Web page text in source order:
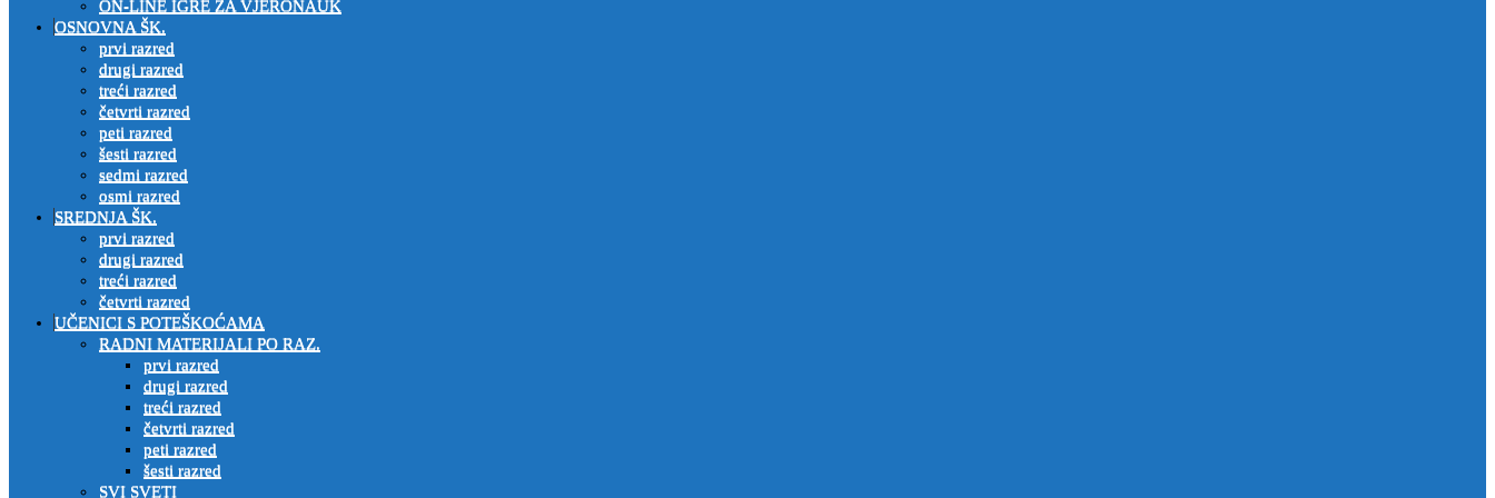
ON-LINE IGRE ZA VJERONAUK
OSNOVNA ŠK.
prvi razred
drugi razred
treći razred
četvrti razred
peti razred
šesti razred
sedmi razred
osmi razred
SREDNJA ŠK.
prvi razred
drugi razred
treći razred
četvrti razred
UČENICI S POTEŠKOĆAMA
RADNI MATERIJALI PO RAZ.
prvi razred
drugi razred
treći razred
četvrti razred
peti razred
šesti razred
SVI SVETI